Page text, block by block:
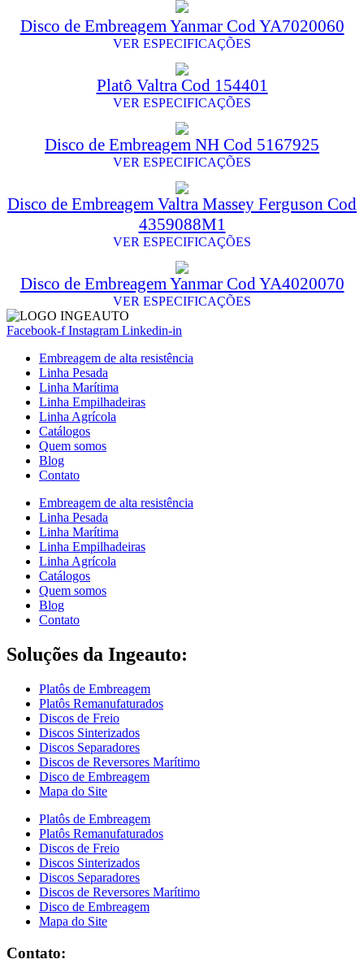
Disco de Embreagem Yanmar Cod YA7020060
VER ESPECIFICAÇÕES
Platô Valtra Cod 154401
VER ESPECIFICAÇÕES
Disco de Embreagem NH Cod 5167925
VER ESPECIFICAÇÕES
Disco de Embreagem Valtra Massey Ferguson Cod
4359088M1
VER ESPECIFICAÇÕES
Disco de Embreagem Yanmar Cod YA4020070
VER ESPECIFICAÇÕES
Facebook-f Instagram Linkedin-in
Embreagem de alta resistência
Linha Pesada
Linha Marítima
Linha Empilhadeiras
Linha Agrícola
Catálogos
Quem somos
Blog
Contato
Embreagem de alta resistência
Linha Pesada
Linha Marítima
Linha Empilhadeiras
Linha Agrícola
Catálogos
Quem somos
Blog
Contato
Soluções da Ingeauto:
Platôs de Embreagem
Platôs Remanufaturados
Discos de Freio
Discos Sinterizados
Discos Separadores
Discos de Reversores Marítimo
Disco de Embreagem
Mapa do Site
Platôs de Embreagem
Platôs Remanufaturados
Discos de Freio
Discos Sinterizados
Discos Separadores
Discos de Reversores Marítimo
Disco de Embreagem
Mapa do Site
Contato: